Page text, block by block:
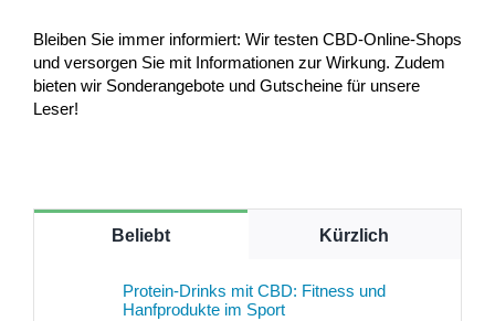
Bleiben Sie immer informiert: Wir testen CBD-Online-Shops
und versorgen Sie mit Informationen zur Wirkung. Zudem
bieten wir Sonderangebote und Gutscheine für unsere
Leser!
Beliebt Kürzlich
Protein-Drinks mit CBD: Fitness und
Hanfprodukte im Sport